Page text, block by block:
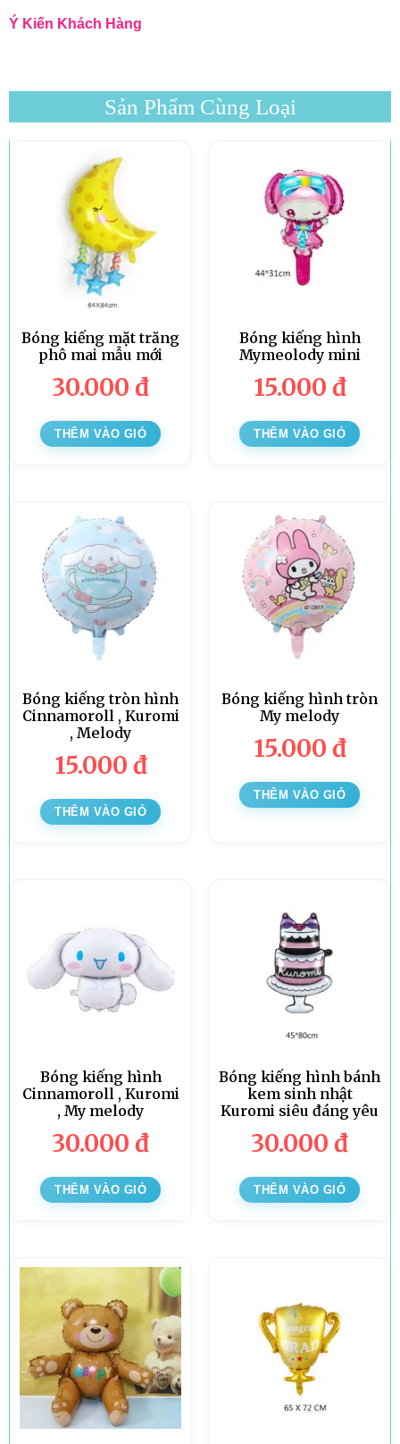
Ý Kiến Khách Hàng
Sản Phẩm Cùng Loại
Bóng kiếng mặt trăng
phô mai mẫu mới
30.000 đ
THÊM VÀO GIỎ
Bóng kiếng hình
Mymeolody mini
15.000 đ
THÊM VÀO GIỎ
Bóng kiếng tròn hình
Cinnamoroll , Kuromi
, Melody
15.000 đ
THÊM VÀO GIỎ
Bóng kiếng hình tròn
My melody
15.000 đ
THÊM VÀO GIỎ
Bóng kiếng hình
Cinnamoroll , Kuromi
, My melody
30.000 đ
THÊM VÀO GIỎ
Bóng kiếng hình bánh
kem sinh nhật
Kuromi siêu đáng yêu
30.000 đ
THÊM VÀO GIỎ